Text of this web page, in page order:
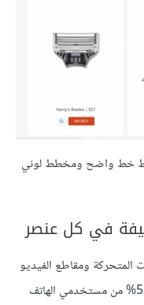
خط واضح ومخطط لوني
المتحركة ومقاطع الفيديو
على سرعة الأداء، وتشير التقديرات إلى أن 53% من مستخدمي الهاتف